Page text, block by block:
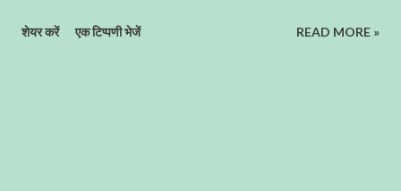
शेयर करें एक टिप्पणी भेजें READ MORE »